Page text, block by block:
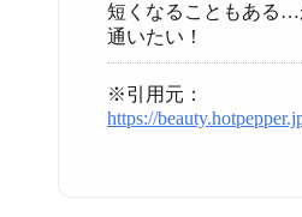
短くなることもある…
通いたい！
※引用元：
https://